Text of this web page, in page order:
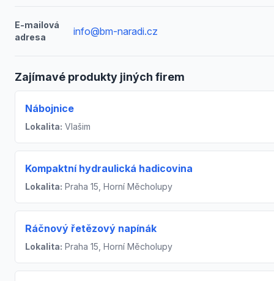
E-mailová
adresa
info@bm-naradi.cz
Zajímavé produkty jiných firem
Nábojnice
Lokalita: Vlašim
Kompaktní hydraulická hadicovina
Lokalita: Praha 15, Horní Měcholupy
Ráčnový řetězový napínák
Lokalita: Praha 15, Horní Měcholupy